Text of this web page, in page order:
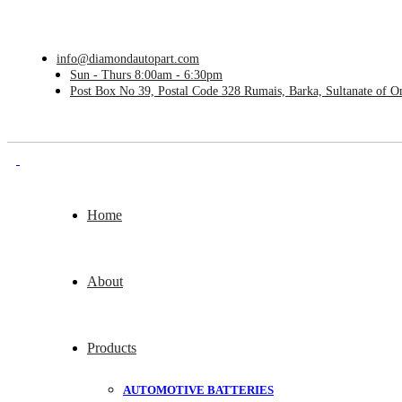
info@diamondautopart.com
Sun - Thurs 8:00am - 6:30pm
Post Box No 39, Postal Code 328 Rumais, Barka, Sultanate of
Home
About
Products
AUTOMOTIVE BATTERIES